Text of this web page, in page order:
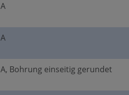
A
A
A, Bohrung einseitig gerundet